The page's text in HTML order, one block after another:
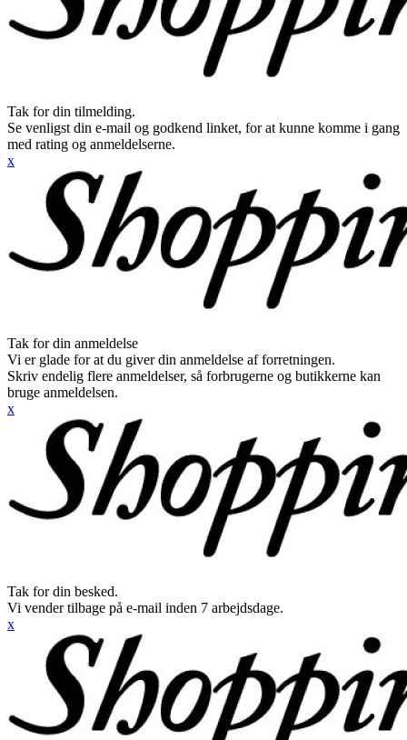
Tak for din tilmelding.
Se venligst din e-mail og godkend linket, for at kunne komme i gang
med rating og anmeldelserne.
x
Tak for din anmeldelse
Vi er glade for at du giver din anmeldelse af forretningen.
Skriv endelig flere anmeldelser, så forbrugerne og butikkerne kan
bruge anmeldelsen.
x
Tak for din besked.
Vi vender tilbage på e-mail inden 7 arbejdsdage.
x